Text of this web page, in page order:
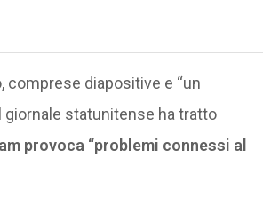
comprese diapositive e “un
giornale statunitense ha tratto
provoca “problemi connessi al